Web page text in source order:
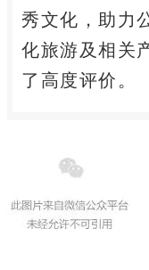
秀文化，助力
化旅游及相关
了高度评价。